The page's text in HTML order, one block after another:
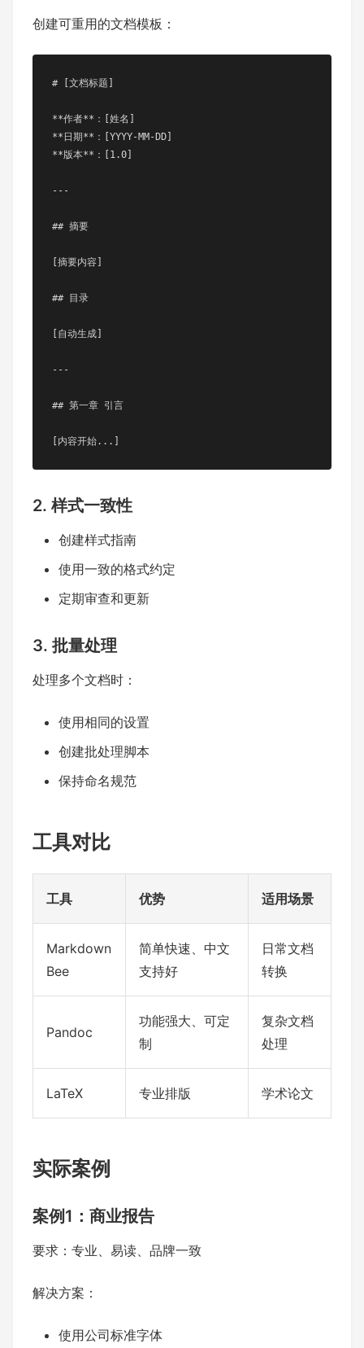
创建可重用的文档模板：
# [文档标题]
**作者**：[姓名]
**日期**：[YYYY-MM-DD]
**版本**：[1.0]
---
## 摘要
[摘要内容]
## 目录
[自动生成]
---
## 第一章 引言
[内容开始...]
2. 样式一致性
创建样式指南
使用一致的格式约定
定期审查和更新
3. 批量处理
处理多个文档时：
使用相同的设置
创建批处理脚本
保持命名规范
工具对比
工具 优势 适用场景
Markdown
Bee
简单快速、中文
支持好
日常文档
转换
Pandoc
功能强大、可定
制
复杂文档
处理
LaTeX 专业排版 学术论文
实际案例
案例1：商业报告
要求：专业、易读、品牌一致
解决方案：
使用公司标准字体